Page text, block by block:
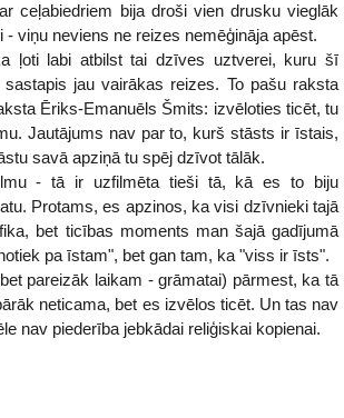
ceļabiedriem bija droši vien drusku vieglāk
- viņu neviens ne reizes nemēģināja apēst.
ļoti labi atbilst tai dzīves uztverei, kuru šī
jau vairākas reizes. To pašu raksta
Ēriks-Emanuēls Šmits: izvēloties ticēt, tu
Jautājums nav par to, kurš stāsts ir īstais,
savā apziņā tu spēj dzīvot tālāk.
- tā ir uzfilmēta tieši tā, kā es to biju
Protams, es apzinos, ka visi dzīvnieki tajā
bet ticības moments man šajā gadījumā
pa īstam", bet gan tam, ka "viss ir īsts".
pareizāk laikam - grāmatai) pārmest, ka tā
neticama, bet es izvēlos ticēt. Un tas nav
nav piederība jebkādai reliģiskai kopienai.